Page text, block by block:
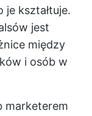
kształtuje.
jest
między
i osób w
marketerem